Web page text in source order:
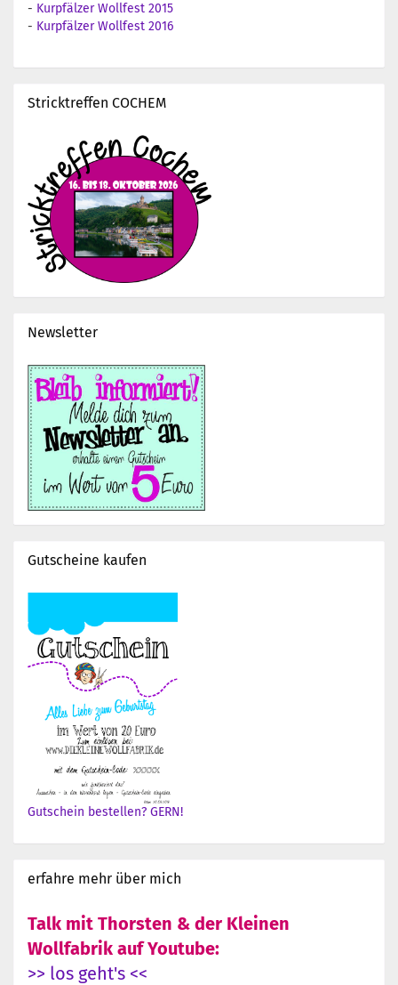
- Kurpfälzer Wollfest 2015
- Kurpfälzer Wollfest 2016
Stricktreffen COCHEM
Newsletter
Gutscheine kaufen
Gutschein bestellen? GERN!
erfahre mehr über mich
Talk mit Thorsten & der Kleinen
Wollfabrik auf Youtube:
>> los geht's <<